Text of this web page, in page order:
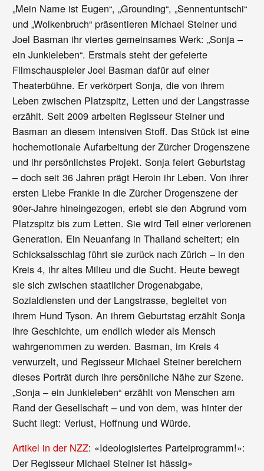
„Mein Name ist Eugen“, „Grounding“, „Sennentuntschi“
und „Wolkenbruch“ präsentieren Michael Steiner und
Joel Basman ihr viertes gemeinsames Werk: „Sonja –
ein Junkieleben“. Erstmals steht der gefeierte
Filmschauspieler Joel Basman dafür auf einer
Theaterbühne. Er verkörpert Sonja, die von ihrem
Leben zwischen Platzspitz, Letten und der Langstrasse
erzählt. Seit 2009 arbeiten Regisseur Steiner und
Basman an diesem intensiven Stoff. Das Stück ist eine
hochemotionale Aufarbeitung der Zürcher Drogenszene
und ihr persönlichstes Projekt. Sonja feiert Geburtstag
– doch seit 36 Jahren prägt Heroin ihr Leben. Von ihrer
ersten Liebe Frankie in die Zürcher Drogenszene der
90er-Jahre hineingezogen, erlebt sie den Abgrund vom
Platzspitz bis zum Letten. Sie wird Teil einer verlorenen
Generation. Ein Neuanfang in Thailand scheitert; ein
Schicksalsschlag führt sie zurück nach Zürich – in den
Kreis 4, ihr altes Milieu und die Sucht. Heute bewegt
sie sich zwischen staatlicher Drogenabgabe,
Sozialdiensten und der Langstrasse, begleitet von
ihrem Hund Tyson. An ihrem Geburtstag erzählt Sonja
ihre Geschichte, um endlich wieder als Mensch
wahrgenommen zu werden. Basman, im Kreis 4
verwurzelt, und Regisseur Michael Steiner bereichern
dieses Porträt durch ihre persönliche Nähe zur Szene.
„Sonja – ein Junkieleben“ erzählt von Menschen am
Rand der Gesellschaft – und von dem, was hinter der
Sucht liegt: Verlust, Hoffnung und Würde.
Artikel in der NZZ: «Ideologisiertes Parteiprogramm!»:
Der Regisseur Michael Steiner ist hässig»